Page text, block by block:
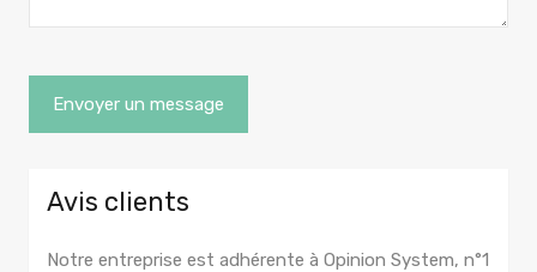
Avis clients
Notre entreprise est adhérente à Opinion System, n°1